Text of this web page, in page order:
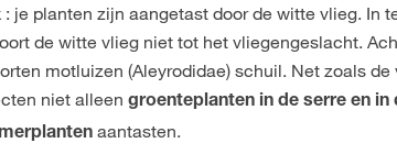
je planten zijn aangetast door de witte vlieg. In
de witte vlieg niet tot het vliegengeslacht.
motluizen (Aleyrodidae) schuil. Net zoals
niet alleengroenteplanten in de serre en in
aantasten.